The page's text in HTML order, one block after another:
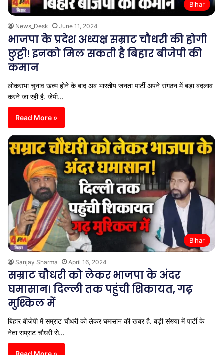
Bihar
News_Desk June 11, 2024
भाजपा के प्रदेश अध्यक्ष सम्राट चौधरी की होगी
छुट्टी! इनको मिल सकती है बिहार बीजेपी की
कमान
लोकसभा चुनाव खत्म होने के बाद अब भारतीय जनता पार्टी अपने संगठन में बड़ा बदलाव
करने जा रही है. जेपी…
Read More »
Bihar
Sanjay Sharma April 16, 2024
सम्राट चौधरी को लेकर भाजपा के अंदर
घमासान! दिल्ली तक पहुंची शिकायत, गढ़
मुश्किल में
बिहार बीजेपी में सम्राट चौधरी को लेकर घमासान की खबर है. बड़ी संख्या में पार्टी के
नेता सम्राट चौधरी से…
Read More »